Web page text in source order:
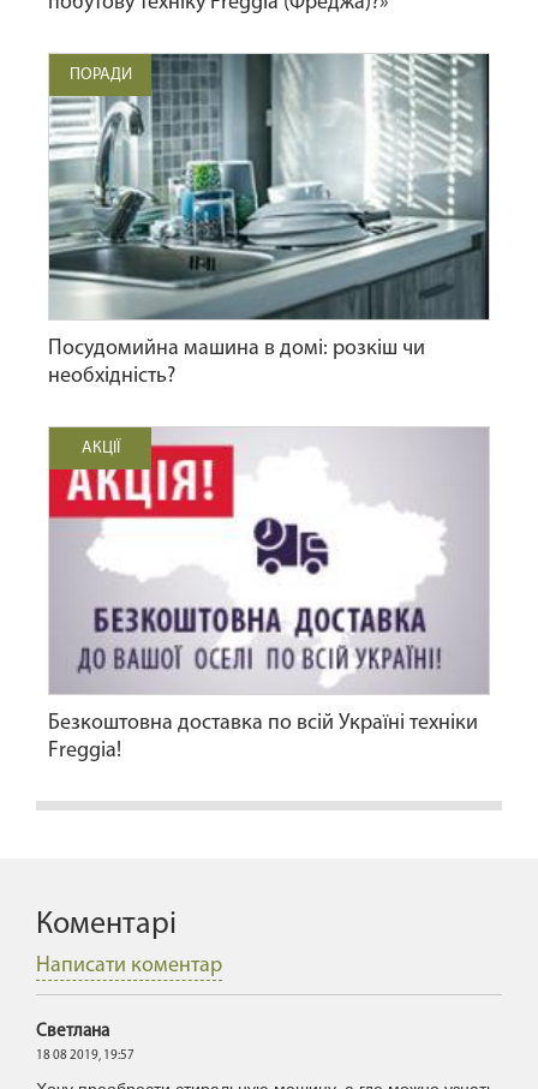
ПОРАДИ
Посудомийна машина в домі: розкіш чи
необхідність?
АКЦІЇ
Безкоштовна доставка по всій Україні техніки
Freggia!
Коментарі
Написати коментар
Светлана
18 08 2019, 19:57